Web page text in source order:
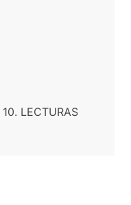
10. LECTURAS